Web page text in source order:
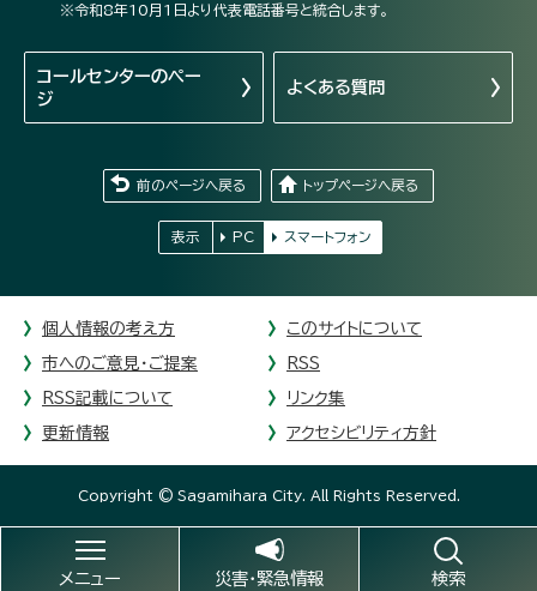
※令和8年10月1日より代表電話番号と統合します。
コールセンターのペー
ジ
よくある質問
前のページへ戻る トップページへ戻る
表示 PC スマートフォン
個人情報の考え方 このサイトについて
市へのご意見・ご提案 RSS
RSS記載について リンク集
更新情報 アクセシビリティ方針
Copyright © Sagamihara City. All Rights Reserved.
メニュー 災害・緊急情報 検索